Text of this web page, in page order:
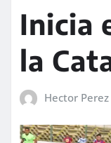
Inicia
la
Hector Perez